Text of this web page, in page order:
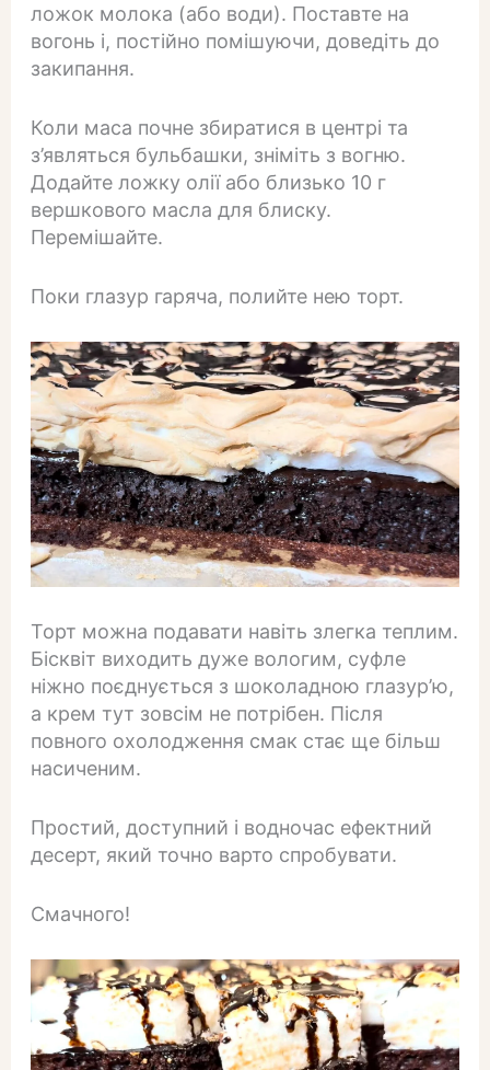
ложок молока (або води). Поставте на
вогонь і, постійно помішуючи, доведіть до
закипання.
Коли маса почне збиратися в центрі та
з’являться бульбашки, зніміть з вогню.
Додайте ложку олії або близько 10 г
вершкового масла для блиску.
Перемішайте.
Поки глазур гаряча, полийте нею торт.
Торт можна подавати навіть злегка теплим.
Бісквіт виходить дуже вологим, суфле
ніжно поєднується з шоколадною глазур’ю,
а крем тут зовсім не потрібен. Після
повного охолодження смак стає ще більш
насиченим.
Простий, доступний і водночас ефектний
десерт, який точно варто спробувати.
Смачного!